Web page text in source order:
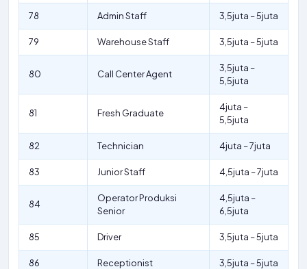
78 Admin Staff 3,5juta – 5juta
79 Warehouse Staff 3,5juta – 5juta
80 Call Center Agent
3,5juta –
5,5juta
81 Fresh Graduate
4juta –
5,5juta
82 Technician 4juta – 7juta
83 Junior Staff 4,5juta – 7juta
84
Operator Produksi
Senior
4,5juta –
6,5juta
85 Driver 3,5juta – 5juta
86 Receptionist 3,5juta – 5juta